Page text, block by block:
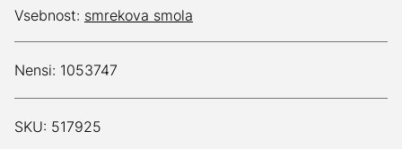
Vsebnost: smrekova smola
Nensi: 1053747
SKU: 517925